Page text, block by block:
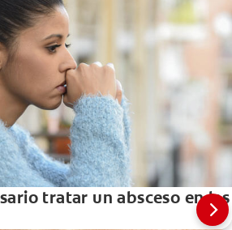
tratar un absceso en las